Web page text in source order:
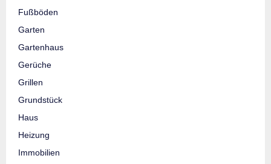
Fußböden
Garten
Gartenhaus
Gerüche
Grillen
Grundstück
Haus
Heizung
Immobilien